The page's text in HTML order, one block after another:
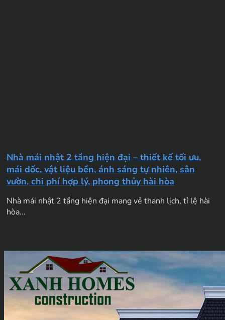
Nhà mái nhật 2 tầng hiện đại – thiết kế tối ưu,
mái dốc, vật liệu bền, ánh sáng tự nhiên, sân
vườn, chi phí hợp lý, phong thủy hài hòa
Nhà mái nhật 2 tầng hiện đại mang vẻ thanh lịch, tỉ lệ hài
hòa...